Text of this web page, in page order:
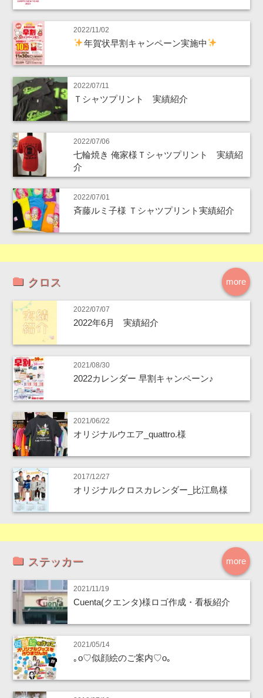
2022/11/02
年賀状早割キャンペーン実施中
2022/07/11
Ｔシャツプリント 実績紹介
2022/07/06
七輪焼き 俺家様Ｔシャツプリント 実績紹
介
2022/07/01
斉藤ルミ子様 Ｔシャツプリント実績紹介
more
クロス
2022/07/07
2022年6月 実績紹介
2021/08/30
2022カレンダー 早割キャンペーン♪
2021/06/22
オリジナルウエア_quattro.様
2017/12/27
オリジナルクロスカレンダー_比江島様
more
ステッカー
2021/11/19
Cuenta(クエンタ)様ロゴ作成・看板紹介
2021/05/14
｡o♡似顔絵のご案内♡o｡